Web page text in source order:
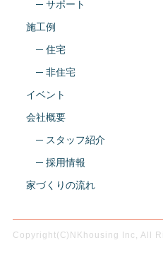
─ サポート
施工例
─ 住宅
─ 非住宅
イベント
会社概要
─ スタッフ紹介
─ 採用情報
家づくりの流れ
Copyright(C)NKhousing Inc, All